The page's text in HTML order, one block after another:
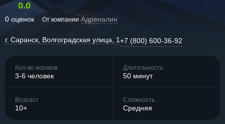
0.0
0 оценок От компании Адреналин
г. Саранск, Волгоградская улица, 1+7 (800) 600-36-92
Кол-во игроков
3-6 человек
Длительность
50 минут
Возраст
10+
Сложность
Средняя